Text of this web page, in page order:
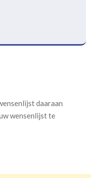
daaraan
wensenlijst te